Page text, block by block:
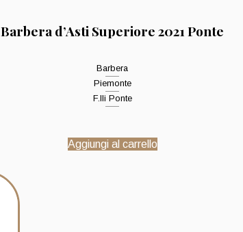
Barbera d’Asti Superiore 2021 Ponte
Barbera
Piemonte
F.lli Ponte
Aggiungi al carrello